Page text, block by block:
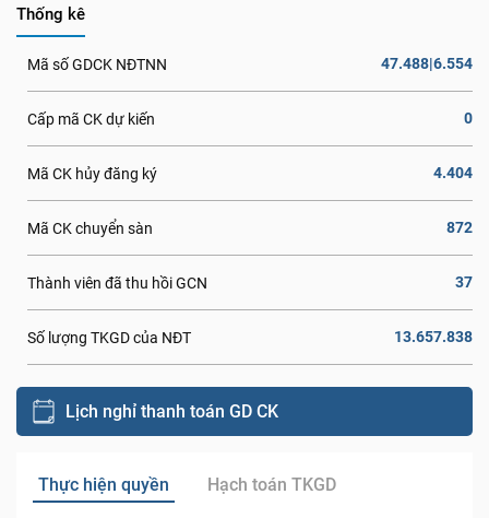
Thống kê
Mã số GDCK NĐTNN 47.488|6.554
Cấp mã CK dự kiến 0
Mã CK hủy đăng ký 4.404
Mã CK chuyển sàn 872
Thành viên đã thu hồi GCN 37
Số lượng TKGD của NĐT 13.657.838
Lịch nghỉ thanh toán GD CK
Thực hiện quyền Hạch toán TKGD